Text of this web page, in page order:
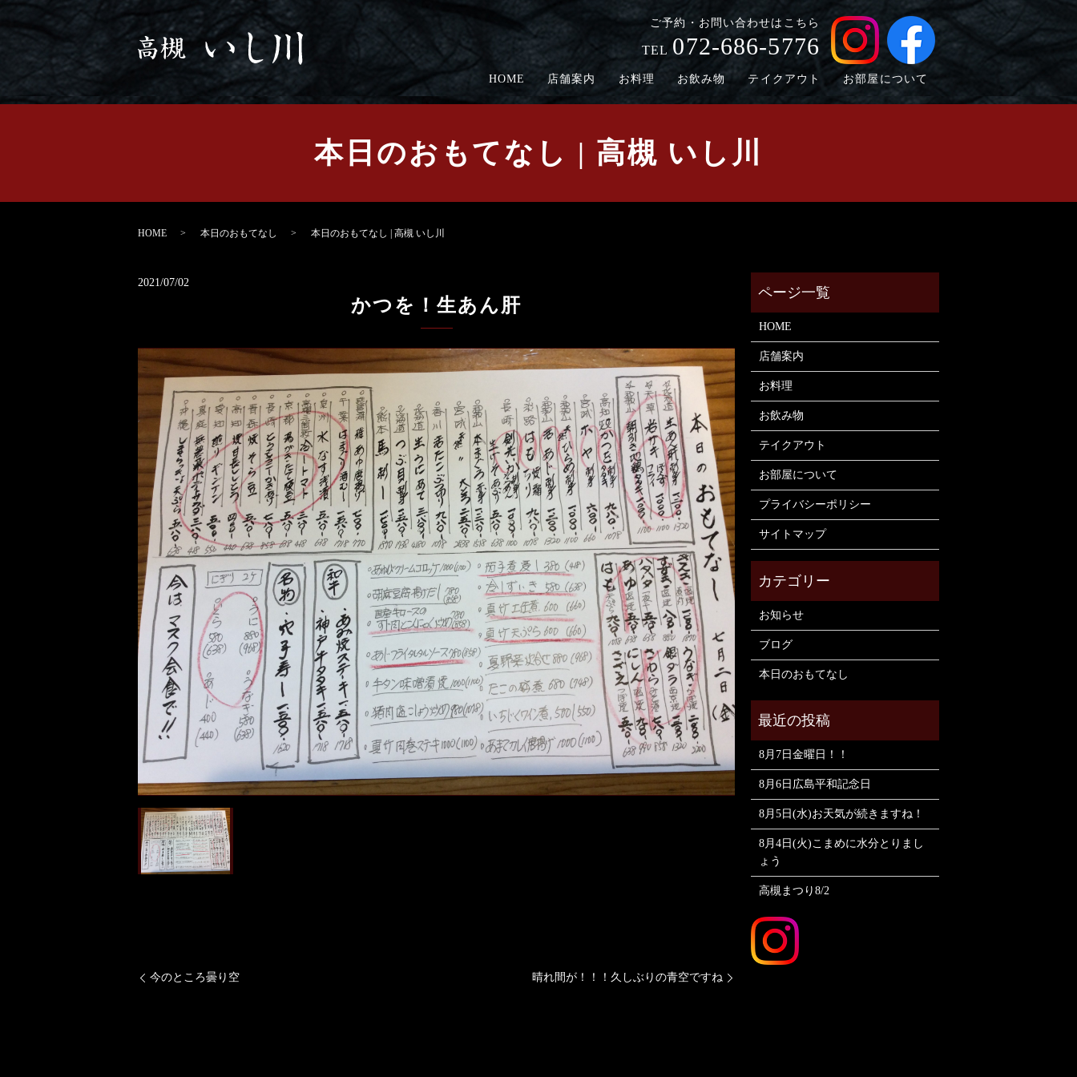
ご予約・お問い合わせはこちら
TEL 072-686-5776
HOME 店舗案内 お料理 お飲み物 テイクアウト お部屋について
本日のおもてなし | 高槻 いし川
HOME 本日のおもてなし 本日のおもてなし | 高槻 いし川
2021/07/02
かつを！生あん肝
今のところ曇り空 晴れ間が！！！久しぶりの青空ですね
HOME
店舗案内
お料理
お飲み物
テイクアウト
お部屋について
プライバシーポリシー
サイトマップ
お知らせ
ブログ
本日のおもてなし
8月7日金曜日！！
8月6日広島平和記念日
8月5日(水)お天気が続きますね！
8月4日(火)こまめに水分とりまし
ょう
高槻まつり8/2